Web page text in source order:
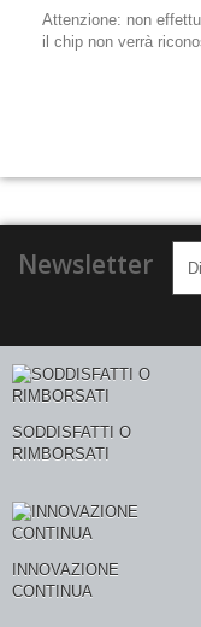
Attenzione: non
il chip non verrà
Newsletter
SODDISFATTI O
RIMBORSATI
INNOVAZIONE
CONTINUA